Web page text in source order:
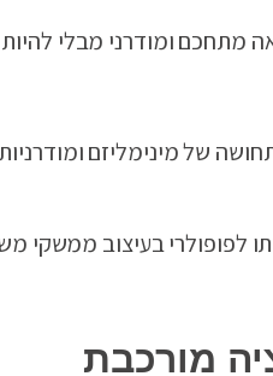
מתחכם ומודרני מבלי
של מינימליזם
לפופולרי בעיצוב ממשקי
מורכבת